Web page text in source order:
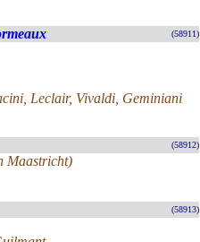
(58911)
Leclair, Vivaldi, Geminiani
(58912)
Maastricht)
(58913)